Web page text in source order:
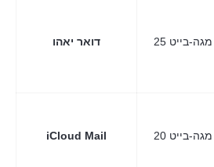
דואר יאהו 25 מגה-בייט
iCloud Mail 20 מגה-בייט